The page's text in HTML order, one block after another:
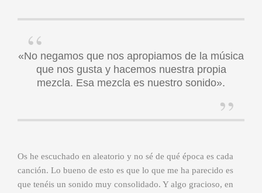
«No negamos que nos apropiamos de la música
que nos gusta y hacemos nuestra propia
mezcla. Esa mezcla es nuestro sonido».
Os he escuchado en aleatorio y no sé de qué época es cada
canción. Lo bueno de esto es que lo que me ha parecido es
que tenéis un sonido muy consolidado. Y algo gracioso, en